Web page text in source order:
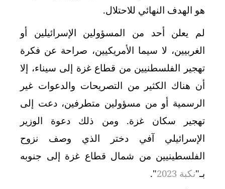
هو الهدف النهائي للاحتلال.
لم يعلن أحد من المسؤولين الإسرائيلين أو
الغربيين، لا سيما الأمريكيين، صراحة عن فكرة
تهجير الفلسطنيين من قطاع غزة إلى سيناء، إلا
أن هناك الكثير من التصريحات والدعوات غير
الرسمية أو من مسؤولين متطرفين، دعت إلى
تهجير سكان غزة. ومن ذلك دعوة الوزير
الإسرائيلي آفي دختر الذي وصف نزوح
الفلسطينيين من شمال قطاع غزة إلى جنوبه
بـ"نكبة 2023
".